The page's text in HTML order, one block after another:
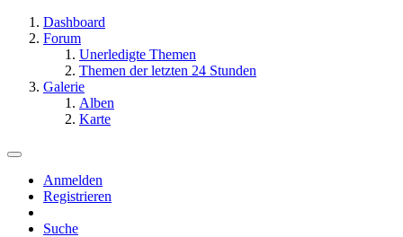
Dashboard
Forum
Unerledigte Themen
Themen der letzten 24 Stunden
Galerie
Alben
Karte
Anmelden
Registrieren
Suche